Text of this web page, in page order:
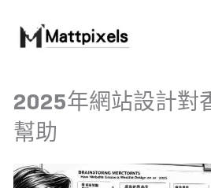
content
2025年網站設計對
幫助